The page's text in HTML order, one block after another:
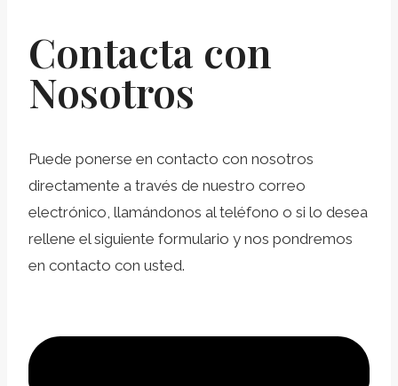
Contacta con
Nosotros
Puede ponerse en contacto con nosotros
directamente a través de nuestro correo
electrónico, llamándonos al teléfono o si lo desea
rellene el siguiente formulario y nos pondremos
en contacto con usted.